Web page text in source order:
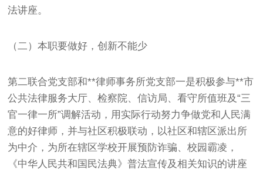
法讲座。
（二）本职要做好，创新不能少
第二联合党支部和**律师事务所党支部一是积极参与**市
公共法律服务大厅、检察院、信访局、看守所值班及“三
官一律一所”调解活动，用实际行动努力争做党和人民满
意的好律师，并与社区积极联动，以社区和辖区派出所
为中介，为所在辖区学校开展预防诈骗、校园霸凌，
《中华人民共和国民法典》普法宣传及相关知识的讲座